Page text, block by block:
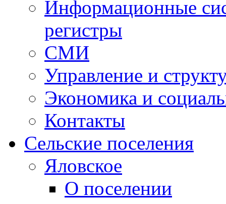
Информационные
регистры
СМИ
Управление и
Экономика и
Контакты
Сельские поселения
Яловское
О поселении